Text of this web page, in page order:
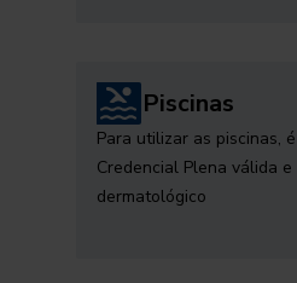
Piscinas
Para utilizar as piscinas,
Credencial Plena válida
dermatológico